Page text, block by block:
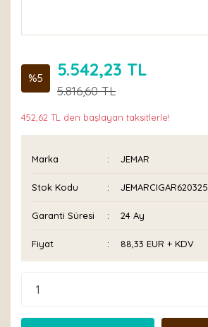
%5 5.542,23 TL
5.816,60 TL
452,62 TL den başlayan taksitlerle!
Marka JEMAR
Stok Kodu JEMARCIGAR620325
Garanti Süresi 24 Ay
Fiyat 88,33 EUR + KDV